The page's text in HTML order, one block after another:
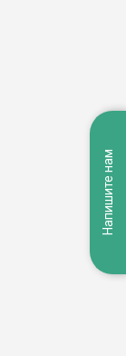
Напишите нам